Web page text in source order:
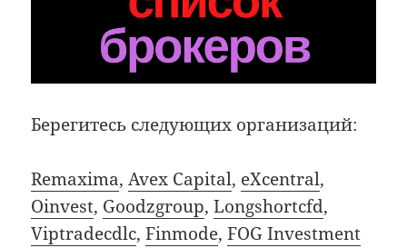
Берегитесь следующих организаций:
Remaxima,Avex Capital, eXcentral,
Oinvest, Goodzgroup,Longshortcfd,
Viptradecdlc,Finmode,FOG Investment